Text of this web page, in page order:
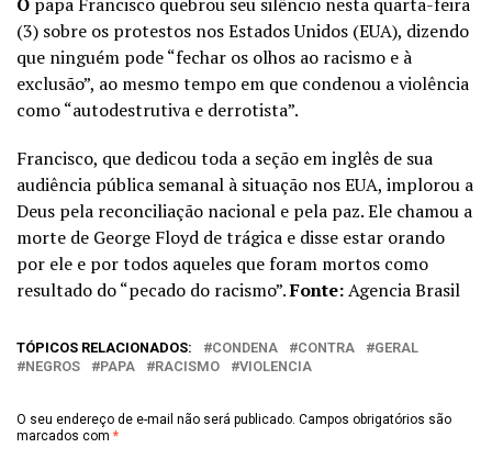
(3) sobre os protestos nos Estados Unidos (EUA), dizendo
que ninguém pode “fechar os olhos ao racismo e à
exclusão”, ao mesmo tempo em que condenou a violência
como “autodestrutiva e derrotista”.
Francisco, que dedicou toda a seção em inglês de sua
audiência pública semanal à situação nos EUA, implorou a
Deus pela reconciliação nacional e pela paz. Ele chamou a
morte de George Floyd de trágica e disse estar orando
por ele e por todos aqueles que foram mortos como
resultado do “pecado do racismo”.Fonte:Agencia Brasil
TÓPICOS RELACIONADOS: CONDENA CONTRA
GERAL
NEGROS
PAPA RACISMO VIOLENCIA
O seu endereço de e-mail não será publicado. Campos obrigatórios são
marcados com *